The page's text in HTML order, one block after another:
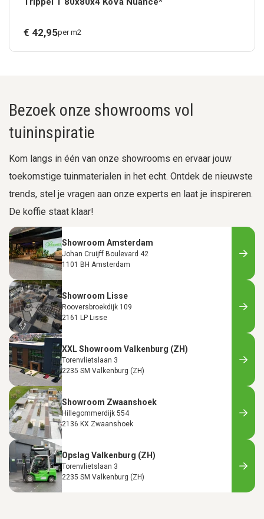
€ 42,95per m2
Bezoek onze showrooms vol
tuininspiratie
Kom langs in één van onze showrooms en ervaar jouw
toekomstige tuinmaterialen in het echt. Ontdek de nieuwste
trends, stel je vragen aan onze experts en laat je inspireren.
De koffie staat klaar!
Showroom Amsterdam
Johan Cruijff Boulevard 42
1101 BH Amsterdam
Showroom Lisse
Rooversbroekdijk 109
2161 LP Lisse
XXL Showroom Valkenburg (ZH)
Torenvlietslaan 3
2235 SM Valkenburg (ZH)
Showroom Zwaanshoek
Hillegommerdijk 554
2136 KX Zwaanshoek
Opslag Valkenburg (ZH)
Torenvlietslaan 3
2235 SM Valkenburg (ZH)